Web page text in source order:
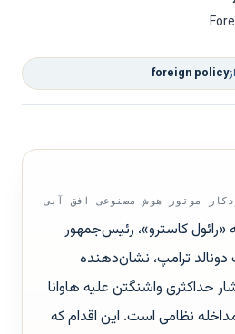
foreign policy
موتور هوش مصنوعی افق آبی
کاسترو»، رئیس‌جمهور
ترامپ، نشان‌دهنده
واشنگتن علیه هاوانا
نظامی است. این اقدام که